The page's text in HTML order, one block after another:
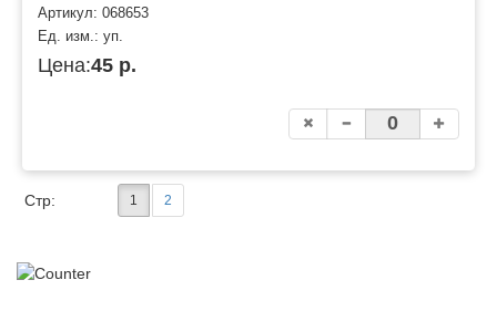
Артикул: 068653
Ед. изм.: уп.
Цена:45 р.
Стр: 1 2